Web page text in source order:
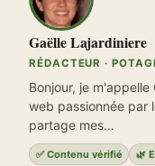
Gaëlle Lajardiniere
RÉDACTEUR ·
Bonjour, je
web passionnée par
partage mes…
✅ Contenu vérifié 🌿